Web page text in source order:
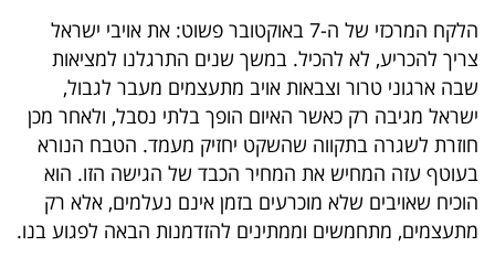
עסקי
ספורט
קריירה
ולימודים
מינויים
רייטינג
הלקח המרכזי של ה-7 באוקטובר פשוט: את אויבי ישראל
צריך להכריע, לא להכיל. במשך שנים התרגלנו למציאות
שבה ארגוני טרור וצבאות אויב מתעצמים מעבר לגבול,
ישראל מגיבה רק כאשר האיום הופך בלתי נסבל, ולאחר מכן
חוזרת לשגרה בתקווה שהשקט יחזיק מעמד. הטבח הנורא
בעוטף עזה המחיש את המחיר הכבד של הגישה הזו. הוא
הוכיח שאויבים שלא מוכרעים בזמן אינם נעלמים, אלא רק
מתעצמים, מתחמשים וממתינים להזדמנות הבאה לפגוע בנו.